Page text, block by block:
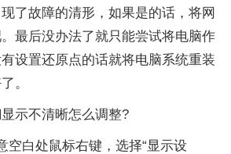
了故障的清形，如果是的话，将网
最后没办法了就只能尝试将电脑作
设置还原点的话就将电脑系统重装
。
示不清晰怎么调整?
空白处鼠标右键，选择“显示设